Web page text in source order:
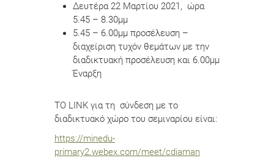
Δευτέρα 22 Μαρτίου 2021, ώρα
5.45 – 8.30μμ
5.45 – 6.00μμ προσέλευση –
διαχείριση τυχόν θεμάτων με την
διαδικτυακή προσέλευση και 6.00μμ
Έναρξη
ΤΟ LINK για τη σύνδεση με το
διαδικτυακό χώρο του σεμιναρίου είναι:
https://minedu-
primary2.webex.com/meet/cdiaman